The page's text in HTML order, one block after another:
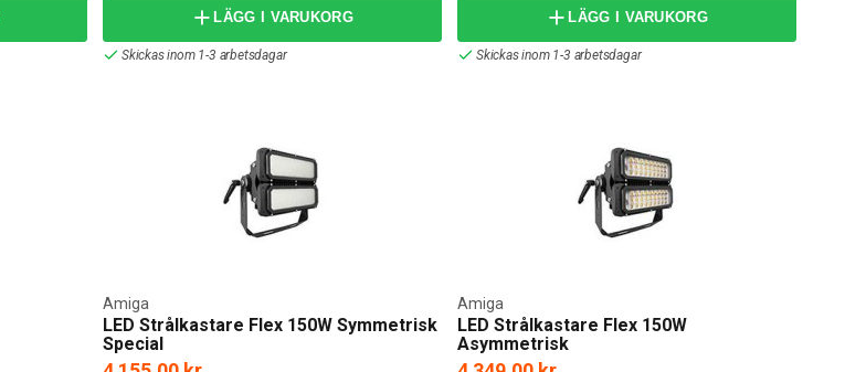
LÄGG I VARUKORG
Skickas inom 1-3 arbetsdagar
LÄGG I VARUKORG
Skickas inom 1-3 arbetsdagar
LED Strålkastare Flex 150W Symmetrisk
Special
Amiga
LED Strålkastare Flex 150W
Asymmetrisk
Amiga